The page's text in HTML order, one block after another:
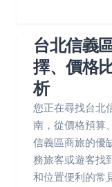
台北信義
擇、價格
析
您正在尋找台北
南，從價格預算
信義區商旅的優
務旅客或遊客找
和位置便利的常